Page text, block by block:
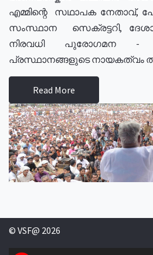
എമ്മിന്റെ സഥാപക നേതാവ്,
സംസ്ഥാന സെക്രട്ടറി,
നിരവധി പുരോഗമന
പ്രസ്ഥാനങ്ങളുടെ നായകത്വം
Read More
© VSF@ 2026